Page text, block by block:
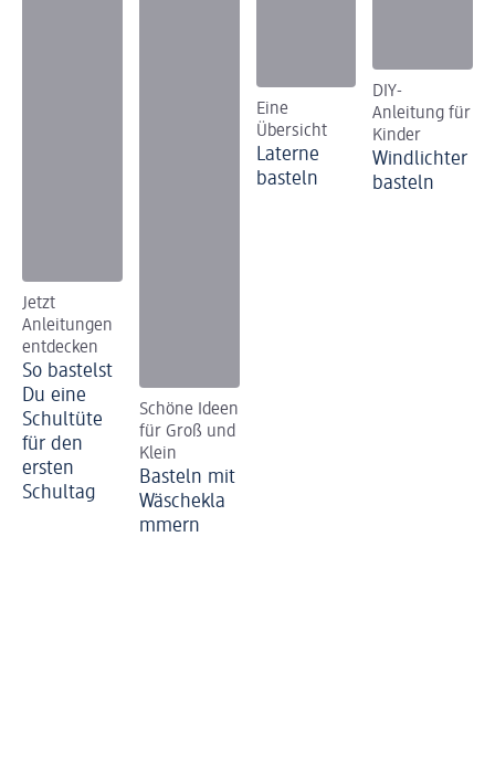
Jetzt
Anleitungen
entdecken
So bastelst
Du eine
Schultüte
für den
ersten
Schultag
Schöne Ideen
für Groß und
Klein
Basteln mit
Wäschekla
mmern
Eine
Übersicht
Laterne
basteln
DIY-
Anleitung für
Kinder
Windlichter
basteln